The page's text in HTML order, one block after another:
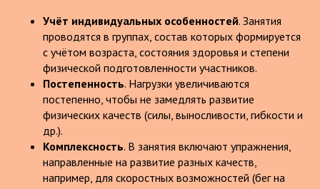
Учёт индивидуальных особенностей. Занятия
проводятся в группах, состав которых формируется
с учётом возраста, состояния здоровья и степени
физической подготовленности участников.
Постепенность. Нагрузки увеличиваются
постепенно, чтобы не замедлять развитие
физических качеств (силы, выносливости, гибкости и
др.).
Комплексность. В занятия включают упражнения,
направленные на развитие разных качеств,
например, для скоростных возможностей (бег на